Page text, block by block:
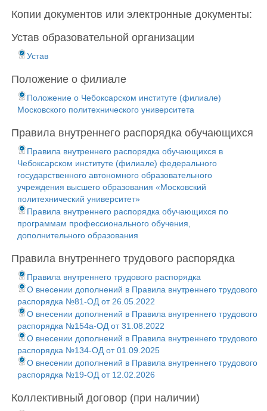
Копии документов или электронные документы:
Устав образовательной организации
Устав
Положение о филиале
Положение о Чебоксарском институте (филиале)
Московского политехнического университета
Правила внутреннего распорядка обучающихся
Правила внутреннего распорядка обучающихся в
Чебоксарском институте (филиале) федерального
государственного автономного образовательного
учреждения высшего образования «Московский
политехнический университет»
Правила внутреннего распорядка обучающихся по
программам профессионального обучения,
дополнительного образования
Правила внутреннего трудового распорядка
Правила внутреннего трудового распорядка
О внесении дополнений в Правила внутреннего трудового
распорядка №81-ОД от 26.05.2022
О внесении дополнений в Правила внутреннего трудового
распорядка №154а-ОД от 31.08.2022
О внесении дополнений в Правила внутреннего трудового
распорядка №134-ОД от 01.09.2025
О внесении дополнений в Правила внутреннего трудового
распорядка №19-ОД от 12.02.2026
Коллективный договор (при наличии)